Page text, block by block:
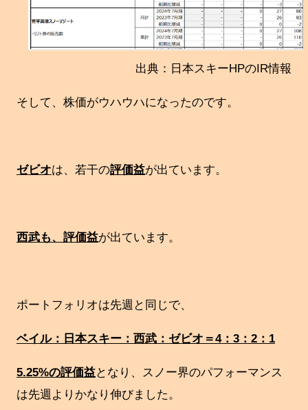
出典：日本スキーHPのIR情報
そして、株価がウハウハになったのです。
ゼビオは、若干の評価益が出ています。
西武も、評価益が出ています。
ポートフォリオは先週と同じで、
ベイル：日本スキー：西武：ゼビオ＝4：3：2：1
5.25%の評価益となり、スノー界のパフォーマンス
は先週よりかなり伸びました。